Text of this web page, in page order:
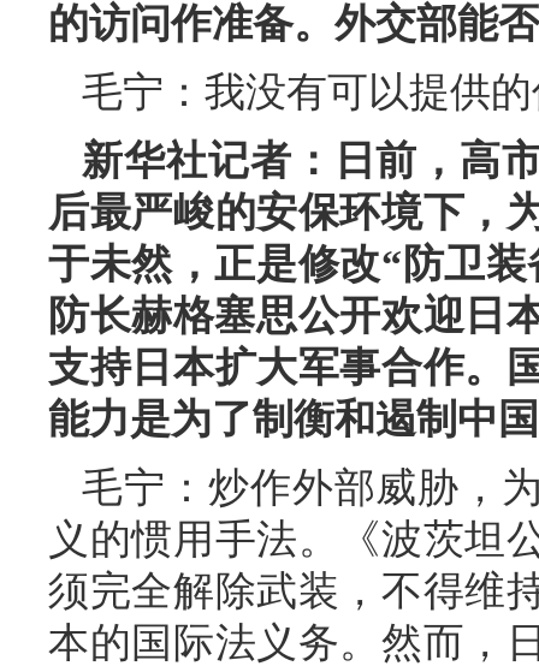
的访问作准备。外交部能
毛宁：我没有可以提供
新华社记者：日前，高
后最严峻的安保环境下，
于未然，正是修改“防卫
防长赫格塞思公开欢迎日
支持日本扩大军事合作。
能力是为了制衡和遏制中
毛宁：炒作外部威胁，
义的惯用手法。《波茨坦
须完全解除武装，不得维
本的国际法义务。然而，